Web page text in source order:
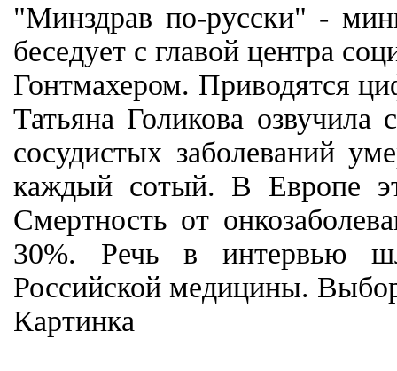
"Минздрав по-русски" -
беседует с главой центра
Гонтмахером. Приводятся
Татьяна Голикова
сосудистых заболеваний
каждый сотый. В Европе
Смертность от
30%. Речь в интервью
Российской медицины.
Картинка